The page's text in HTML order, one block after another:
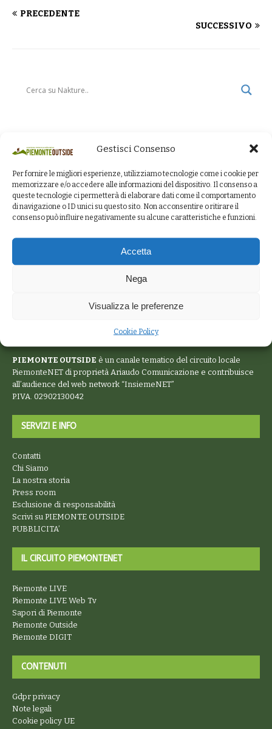
Gestisci Consenso
Per fornire le migliori esperienze, utilizziamo tecnologie come i cookie per
memorizzare e/o accedere alle informazioni del dispositivo. Il consenso a
queste tecnologie ci permetterà di elaborare dati come il comportamento
di navigazione o ID unici su questo sito. Non acconsentire o ritirare il
consenso può influire negativamente su alcune caratteristiche e funzioni.
Accetta
Nega
Visualizza le preferenze
Cookie Policy
PRECEDENTE
SUCCESSIVO
PIEMONTE OUTSIDE è un canale tematico del circuito locale
PiemonteNET di proprietà Ariaudo Comunicazione e contribuisce
all’audience del web network “InsiemeNET”
P.IVA. 02902130042
SERVIZI E INFO
Contatti
Chi Siamo
La nostra storia
Press room
Esclusione di responsabilità
Scrivi su PIEMONTE OUTSIDE
PUBBLICITA’
IL CIRCUITO PIEMONTENET
Piemonte LIVE
Piemonte LIVE Web Tv
Sapori di Piemonte
Piemonte Outside
Piemonte DIGIT
CONTENUTI
Gdpr privacy
Note legali
Cookie policy UE